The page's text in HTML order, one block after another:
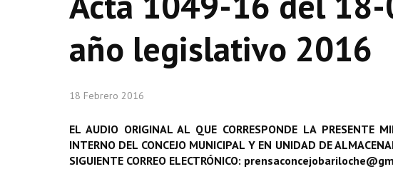
año legislativo 2016
18 Febrero 2016
EL AUDIO ORIGINAL AL QUE CORRESPONDE LA PRESENTE
INTERNO DEL CONCEJO MUNICIPAL Y EN UNIDAD DE
SIGUIENTE CORREO ELECTRÓNICO: